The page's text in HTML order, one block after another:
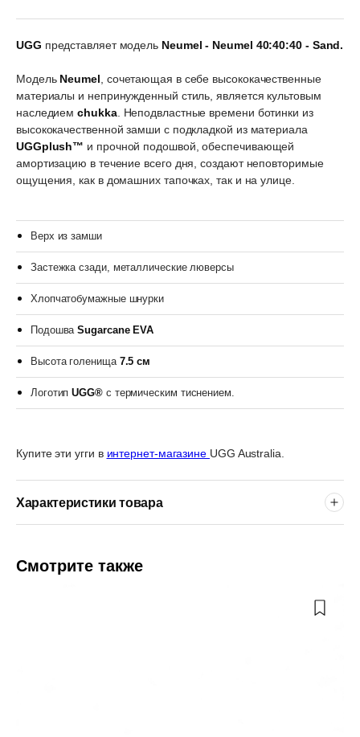
UGG представляет модель Neumel - Neumel 40:40:40 - Sand.
Модель Neumel, сочетающая в себе высококачественные
материалы и непринужденный стиль, является культовым
наследиемchukka. Неподвластные времени ботинки из
высококачественной замши с подкладкой из материала
UGGplush™ и прочной подошвой, обеспечивающей
амортизацию в течение всего дня, создают неповторимые
ощущения, как в домашних тапочках, так и на улице.
Верх из замши
Застежка сзади, металлические люверсы
Хлопчатобумажные шнурки
ПодошваSugarcane EVA
Высота голенища 7.5 см
ЛоготипUGG® с термическим тиснением.
Купите эти угги в интернет-магазине UGG Australia.
Характеристики товара
Смотрите также